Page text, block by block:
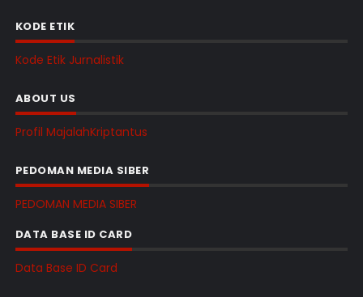
KODE ETIK
Kode Etik Jurnalistik
ABOUT US
Profil MajalahKriptantus
PEDOMAN MEDIA SIBER
PEDOMAN MEDIA SIBER
DATA BASE ID CARD
Data Base ID Card